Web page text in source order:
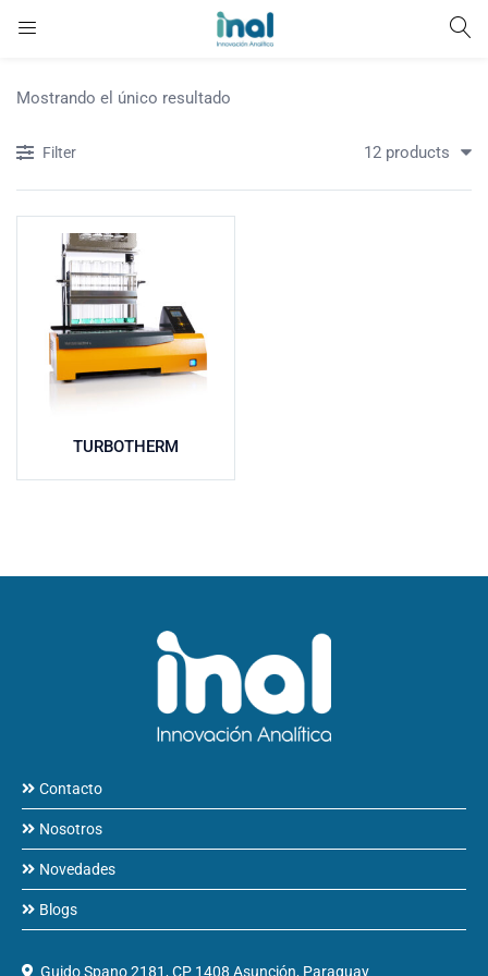
Mostrando el único resultado
Filter 12 products
TURBOTHERM
Contacto
Nosotros
Novedades
Blogs
Guido Spano 2181, CP 1408 Asunción, Paraguay